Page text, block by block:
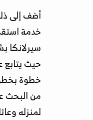
أضف إلى
خدمة
سيرلانكا
حيث يتابع
خطوة
من البحث
لمنزله